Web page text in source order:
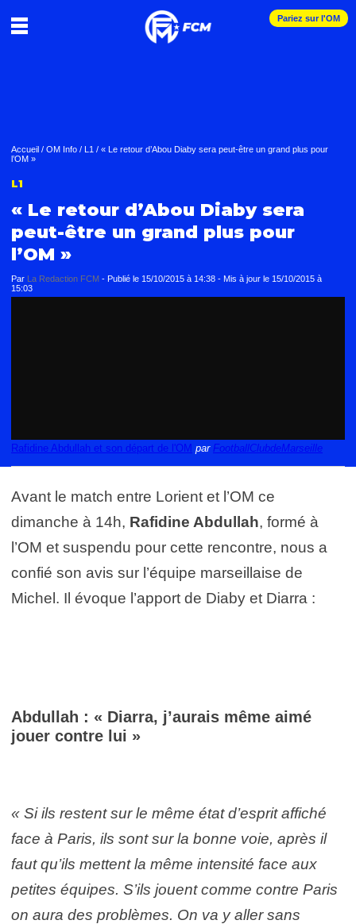
Pariez sur l'OM
Accueil / OM Info / L1 / « Le retour d’Abou Diaby sera peut-être un grand plus pour
l’OM »
L1
« Le retour d’Abou Diaby sera
peut-être un grand plus pour
l’OM »
Par La Redaction FCM - Publié le 15/10/2015 à 14:38 - Mis à jour le 15/10/2015 à
15:03
Rafidine Abdullah et son départ de l'OM par FootballClubdeMarseille
Avant le match entre Lorient et l’OM ce
dimanche à 14h, Rafidine Abdullah, formé à
l’OM et suspendu pour cette rencontre, nous a
confié son avis sur l’équipe marseillaise de
Michel. Il évoque l’apport de Diaby et Diarra :
Abdullah : « Diarra, j’aurais même aimé
jouer contre lui »
« Si ils restent sur le même état d’esprit affiché
face à Paris, ils sont sur la bonne voie, après il
faut qu’ils mettent la même intensité face aux
petites équipes. S’ils jouent comme contre Paris
on aura des problèmes. On va y aller sans